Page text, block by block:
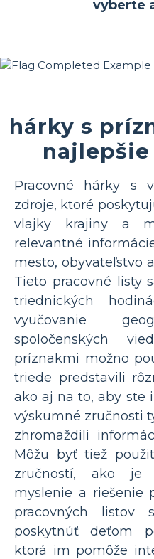
vyberte
hárky s
Pracovné hárky s
zdroje, ktoré
vlajky krajiny a
relevantné
mesto, obyvateľstvo
Tieto pracovné listy
triednických
vyučovanie
spoločenských
príznakmi možno
triede predstavili
ako aj na to, aby ste
výskumné zručnosti
zhromaždili
Môžu byť tiež
zručností, ako je
myslenie a riešenie
pracovných listov
poskytnúť deťom
ktorá im pomôže